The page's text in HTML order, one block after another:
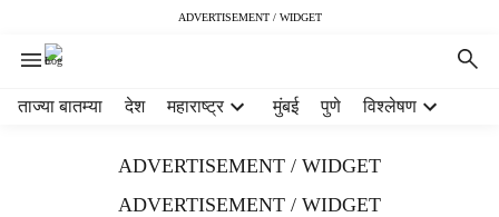
ADVERTISEMENT / WIDGET
ताज्या बातम्या देश महाराष्ट्र मुंबई पुणे विश्लेषण
ADVERTISEMENT / WIDGET
ADVERTISEMENT / WIDGET